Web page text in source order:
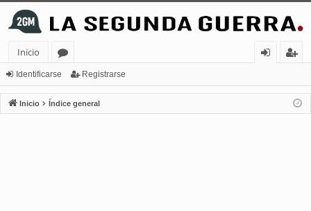
Inicio
or
os
nt
ifi
ist
ra
Identificarse Registrarse
Inicio Índice general